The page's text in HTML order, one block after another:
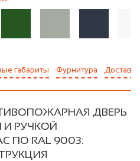
габариты Фурнитура Доставка
ДВЕРЬ
И РУЧКОЙ
ПО RAL 9003: